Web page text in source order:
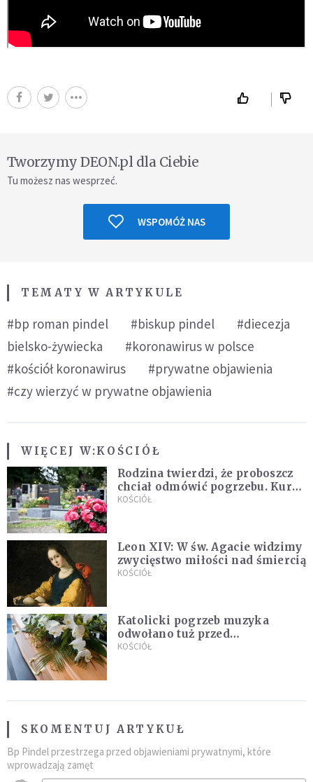
Tworzymy DEON.pl dla Ciebie
Tu możesz nas wesprzeć.
WSPOMÓŻ NAS
TEMATY W ARTYKULE
#bp roman pindel #biskup pindel
#diecezja
bielsko-żywiecka
#koronawirus w polsce
#kościół koronawirus
#prywatne objawienia
#czy wierzyć w prywatne objawienia
WIĘCEJ W:KOŚCIÓŁ
Rodzina twierdzi, że proboszcz
chciał odmówić pogrzebu. Kuria
zapowiada wyjaśnienia
KOŚCIÓŁ
Leon XIV: W św. Agacie widzimy
zwycięstwo miłości nad śmiercią
KOŚCIÓŁ
Katolicki pogrzeb muzyka
odwołano tuż przed
uroczystością. Powodem była
KOŚCIÓŁ
SKOMENTUJ ARTYKUŁ
Bp Pindel przestrzega przed objawieniami prywatnymi, które
wprowadzają zamęt